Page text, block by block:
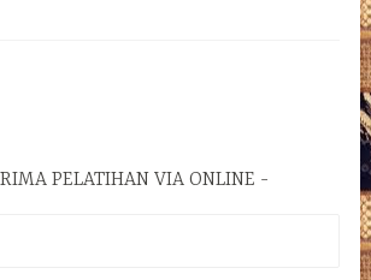
PELATIHAN VIA ONLINE